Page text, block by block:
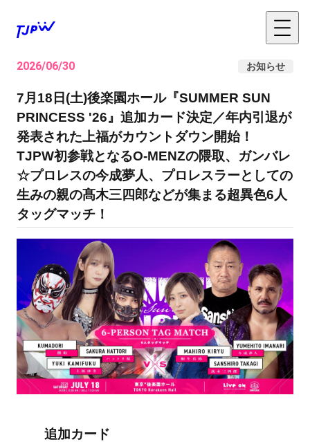
2026/06/30 お知らせ
7月18日(土)後楽園ホール『SUMMER SUN
PRINCESS '26』追加カード決定／年内引退が
発表された上福がカウントダウン開始！
TJPW初参戦となるO-MENZの隈取、ガンバレ
☆プロレスの今成夢人、プロレスラーとしての
生みの親の髙木三四郎などが集まる超異色6人
タッグマッチ！
追加カード